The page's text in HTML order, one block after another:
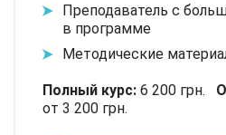
Преподаватель с
в программе
Методические
Полный курс: 6 200 грн.
от 3 200 грн.